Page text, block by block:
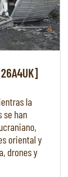
la
se han
oriental y
drones y